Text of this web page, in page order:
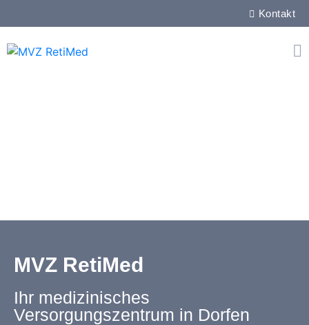
Kontakt
MVZ RetiMed
Ihr medizinisches
Versorgungszentrum in Dorfen